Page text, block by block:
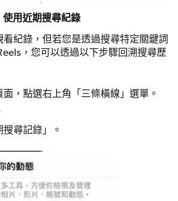
用近期搜尋紀錄
紀錄，但若您是透過搜尋特定關鍵詞
，您可以透過以下步驟回溯搜尋歷
，點選右上角「三條橫線」選單。
尋記錄」。